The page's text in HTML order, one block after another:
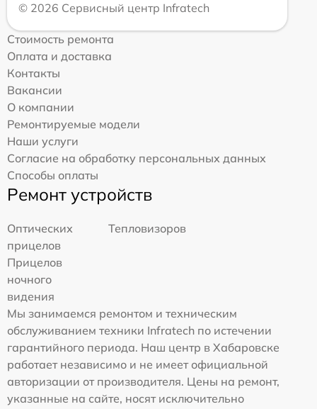
© 2026 Сервисный центр Infratech
Стоимость ремонта
Оплата и доставка
Контакты
Вакансии
О компании
Ремонтируемые модели
Наши услуги
Согласие на обработку персональных данных
Способы оплаты
Ремонт устройств
Оптических
прицелов
Тепловизоров
Прицелов
ночного
видения
Мы занимаемся ремонтом и техническим
обслуживанием техники Infratech по истечении
гарантийного периода. Наш центр в Хабаровске
работает независимо и не имеет официальной
авторизации от производителя. Цены на ремонт,
указанные на сайте, носят исключительно